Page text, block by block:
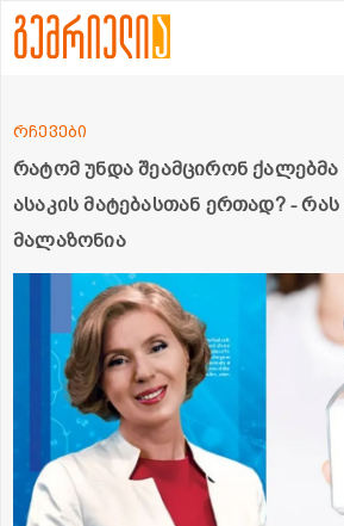
რატომ უნდა შეამცირონ
ასაკის მატებასთან ერთად? -
მალაზონია
რჩევები